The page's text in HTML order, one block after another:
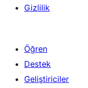
Gizlilik
Öğren
Destek
Geliştiriciler